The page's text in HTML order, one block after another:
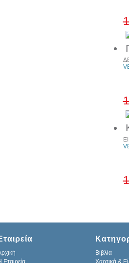
Εταιρεία
Βιβλία
Χαρτικά &